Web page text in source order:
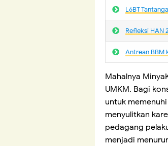
L6BT
Refleksi HAN
Antrean BBM
Mahalnya
UMKM. Bagi
untuk
menyulitkan
pedagang
menjadi